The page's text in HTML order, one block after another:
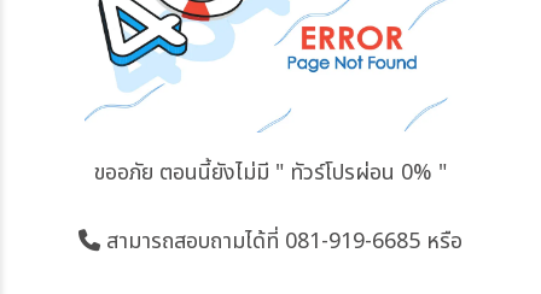
ขออภัย ตอนนี้ยังไม่มี " ทัวร์โปรผ่อน 0% "
สามารถสอบถามได้ที่ 081-919-6685 หรือ